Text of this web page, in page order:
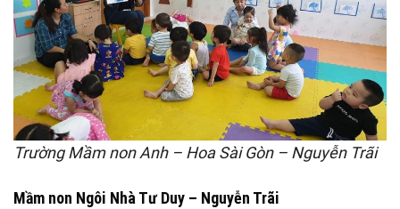
Trường Mầm non Anh – Hoa Sài Gòn – Nguyễn Trãi
Mầm non Ngôi Nhà Tư Duy – Nguyễn Trãi